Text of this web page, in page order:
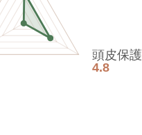
頭皮保護
4.8